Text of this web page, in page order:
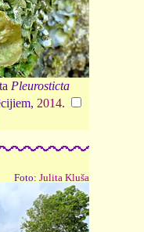
Pleurosticta
2014.
Foto: Julita Kluša